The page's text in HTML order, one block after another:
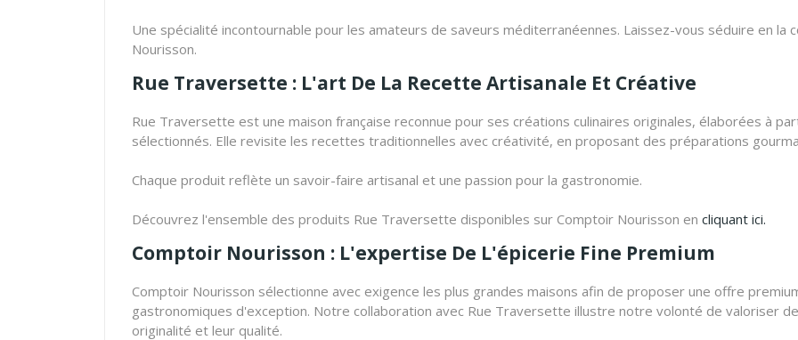
Une spécialité incontournable pour les amateurs de saveurs méditerranéennes. Laissez-vous séduire en la
Nourisson.
Rue Traversette : L'art De La Recette Artisanale Et Créative
Rue Traversette est une maison française reconnue pour ses créations culinaires originales, élaborées à
sélectionnés. Elle revisite les recettes traditionnelles avec créativité, en proposant des préparations
Chaque produit reflète un savoir-faire artisanal et une passion pour la gastronomie.
Découvrez l'ensemble des produits Rue Traversette disponibles sur Comptoir Nourisson en cliquant ici.
Comptoir Nourisson : L'expertise De L'épicerie Fine Premium
Comptoir Nourisson sélectionne avec exigence les plus grandes maisons afin de proposer une offre
gastronomiques d'exception. Notre collaboration avec Rue Traversette illustre notre volonté de valoriser
originalité et leur qualité.